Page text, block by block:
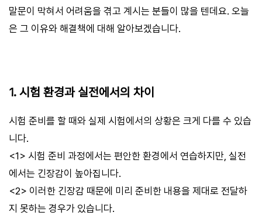
말문이 막혀서 어려움을 겪고 계시는 분들이 많을 텐데요. 오늘
은 그 이유와 해결책에 대해 알아보겠습니다.
1. 시험 환경과 실전에서의 차이
시험 준비를 할 때와 실제 시험에서의 상황은 크게 다를 수 있습
니다.
<1> 시험 준비 과정에서는 편안한 환경에서 연습하지만, 실전
에서는 긴장감이 높아집니다.
<2> 이러한 긴장감 때문에 미리 준비한 내용을 제대로 전달하
지 못하는 경우가 있습니다.